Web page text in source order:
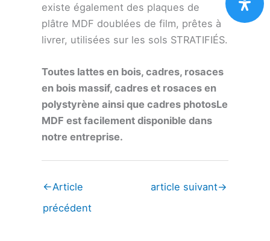
existe également des plaques de
plâtre MDF doublées de film, prêtes à
livrer, utilisées sur les sols STRATIFIÉS.
Toutes lattes en bois, cadres, rosaces
en bois massif, cadres et rosaces en
polystyrène ainsi que cadres photosLe
MDF est facilement disponible dans
notre entreprise.
←Article
précédent
article suivant→